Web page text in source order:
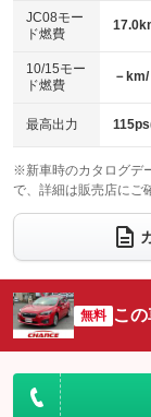
電動格納ミラー
：装備あり
：装備なし
パワーシート
ベンチシート
：装備なし
チップアップシ
：装備なし
：装備なし
ウォークスルー
：装備なし
電動リアゲート
：装備なし
サイドカメラ
：装備なし
：装備なし
JC08モー
ド燃費
10/15モー
ド燃費
－
最高出力
※新車時のカタログデ
で、詳細は販売店にご
無料 こ